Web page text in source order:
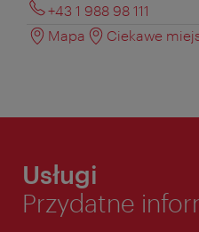
+43 1 988 98 111
Mapa
Ciekawe
Usługi
Przydatne